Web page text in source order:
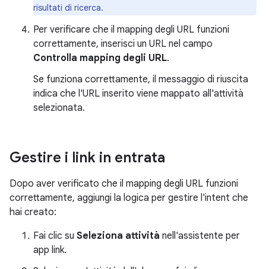
risultati di ricerca.
Per verificare che il mapping degli URL funzioni
correttamente, inserisci un URL nel campo
Controlla mapping degli URL.
Se funziona correttamente, il messaggio di riuscita
indica che l'URL inserito viene mappato all'attività
selezionata.
Gestire i link in entrata
Dopo aver verificato che il mapping degli URL funzioni
correttamente, aggiungi la logica per gestire l'intent che
hai creato:
Fai clic su Seleziona attività nell'assistente per
app link.